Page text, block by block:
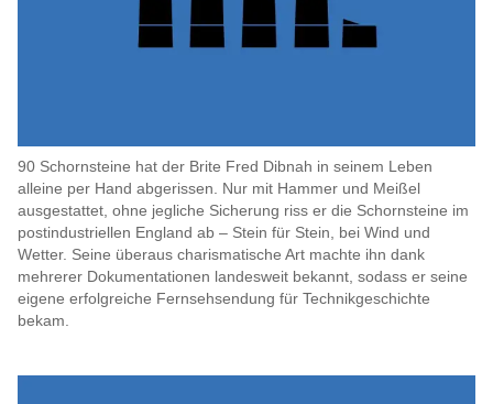
90 Schornsteine hat der Brite Fred Dibnah in seinem Leben
alleine per Hand abgerissen. Nur mit Hammer und Meißel
ausgestattet, ohne jegliche Sicherung riss er die Schornsteine im
postindustriellen England ab – Stein für Stein, bei Wind und
Wetter. Seine überaus charismatische Art machte ihn dank
mehrerer Dokumentationen landesweit bekannt, sodass er seine
eigene erfolgreiche Fernsehsendung für Technikgeschichte
bekam.